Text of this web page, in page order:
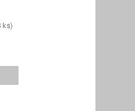
ks)